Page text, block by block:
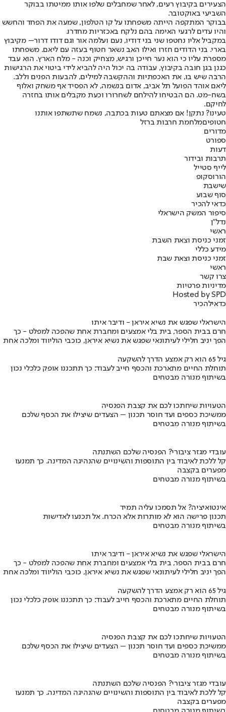
הצעירים בקיבוץ רעים, לאחר שמחבלים שלפו אותו ממיטתו בבוקר
השביעי באוקטובר.
בבוקר המתקפה הייתה משפחתו על קו הטלפון, שמעה את הפחד והחשש
והיו עדים לרגעי האימה בהם נלקח באכזריות מחדרו.
במקביל אליו נחטפו שני בני דודיו, נעם ועלמה אור וגם דודו דרור– מקיבוץ
בארי. בני הדודים חזרו ואילו האב נשאר חטוף בעזה עם ליאם. משפחתו
מספרת עליו כי הוא נער חייכן ורגיש, מצחיק וכנה - מלח הארץ. הוא עבד
כגנן בגן חובה בקיבוץ, עבודה בה יכול היה להביא לידי ביטוי את הרגישות
הרבה שיש בו, את האכפתיות וההקשבה למילים, להבעות הפנים וללב.
ליאם אוהד הפועל תל אביב, אדום בנשמה, לא הפסיד אף משחק ואלוף
בשח-מט. הם הבטיחו להילחם לשחרורו וכעת מקבלים אותו בחזרה
לחיקם.
טעינו? נתקן! אם מצאתם טעות בכתבה, נשמח שתשתפו אותנו
חטופיםמלחמת חרבות ברזל
מדורים
ספורט
דעות
תרבות ובידור
לייף סטייל
הורוסקופ
שישבת
סוף שבוע
כדאי להכיר
סיפור המשק הישראלי
נדל"ן
ראשי
זמני כניסת וצאת השבת
מידע כללי
זמני כניסת וצאת שבת
ראשי
צרו קשר
מדיניות פרטיות
Hosted by SPD
כדאילהכיר
הישראלי שפגש את נשיא איראן - ודיבר איתו
חרם בבית הספר, בית בלי אמצעים ומחברת אחת שהפכה למפלט - כך
הפך יניב חלילי לעיתונאי שפגש את נשיא איראן, כוכבי הוליווד ומלכה אחת
גיל 65 הוא רק אמצע הדרך להשקעה
תוחלת החיים מתארכת והכסף חייב לעבוד: כך תתכננו אופק כלכלי נכון
בשיתוף מנורה מבטחים
הטעויות שיחתכו לכם את קצבת הפנסיה
ממשיכת כספים ועד חוסר תכנון – הצעדים שיצילו את הכסף שלכם
בשיתוף מנורה מבטחים
עובדי מגזר ציבורי? הפנסיה שלכם השתנתה
קל ללכת לאיבוד בין התוספות והשינויים שהנהיגה המדינה. כך תמנעו
מפערים בקצבה
בשיתוף מנורה מבטחים
אינטואיציה? אל תסמכו עליה תמיד
תכנון פרישה הוא לא מותרות אלא הכרח. אל תכנעו לאדישות
בשיתוף מנורה מבטחים
הישראלי שפגש את נשיא איראן - ודיבר איתו
חרם בבית הספר, בית בלי אמצעים ומחברת אחת שהפכה למפלט - כך
הפך יניב חלילי לעיתונאי שפגש את נשיא איראן, כוכבי הוליווד ומלכה אחת
גיל 65 הוא רק אמצע הדרך להשקעה
תוחלת החיים מתארכת והכסף חייב לעבוד: כך תתכננו אופק כלכלי נכון
בשיתוף מנורה מבטחים
הטעויות שיחתכו לכם את קצבת הפנסיה
ממשיכת כספים ועד חוסר תכנון – הצעדים שיצילו את הכסף שלכם
בשיתוף מנורה מבטחים
עובדי מגזר ציבורי? הפנסיה שלכם השתנתה
קל ללכת לאיבוד בין התוספות והשינויים שהנהיגה המדינה. כך תמנעו
מפערים בקצבה